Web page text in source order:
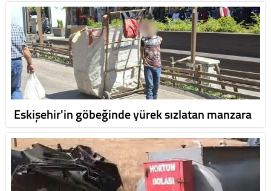
Eskişehir'in göbeğinde yürek sızlatan manzara